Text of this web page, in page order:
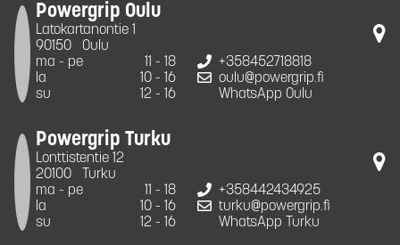
Powergrip Oulu
Latokartanontie 1
90150
Oulu
ma - pe
11 - 18
la
10 - 16
su
12 - 16
+358452718818
oulu@powergrip.fi
WhatsApp Oulu
Powergrip Turku
Lonttistentie 12
20100
Turku
ma - pe
11 - 18
la
10 - 16
su
12 - 16
+358442434925
turku@powergrip.fi
WhatsApp Turku